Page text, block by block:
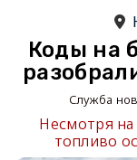
Коды на
Служба
Несмотря
топливо